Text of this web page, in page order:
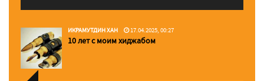
ИКРАМУТДИН ХАН 17.04.2025, 00:27
10 лет с моим хиджабом